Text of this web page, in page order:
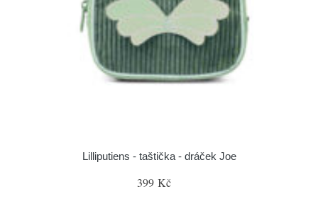
Lilliputiens - taštička - dráček Joe
399 Kč